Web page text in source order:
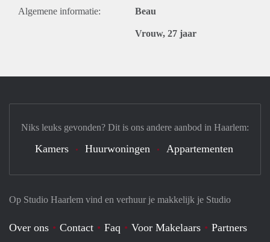
Algemene informatie: Beau
Vrouw, 27 jaar
Op Studio Haarlem vind en verhuur je makkelijk je Studio
Over ons Contact Faq Voor Makelaars Partners
Niks leuks gevonden? Dit is ons andere aanbod in Haarlem:
Kamers Huurwoningen Appartementen